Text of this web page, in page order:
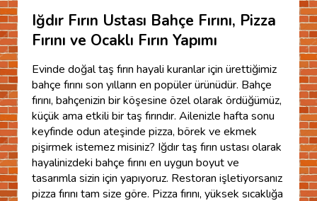
Iğdır Fırın Ustası Bahçe Fırını, Pizza
Fırını ve Ocaklı Fırın Yapımı
Evinde doğal taş fırın hayali kuranlar için ürettiğimiz
bahçe fırını son yılların en popüler ürünüdür. Bahçe
fırını, bahçenizin bir köşesine özel olarak ördüğümüz,
küçük ama etkili bir taş fırındır. Ailenizle hafta sonu
keyfinde odun ateşinde pizza, börek ve ekmek
pişirmek istemez misiniz? Iğdır taş fırın ustası olarak
hayalinizdeki bahçe fırını en uygun boyut ve
tasarımla sizin için yapıyoruz. Restoran işletiyorsanız
pizza fırını tam size göre. Pizza fırını, yüksek sıcaklığa